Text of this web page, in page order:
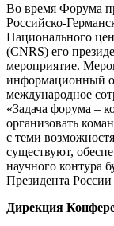
Во время Форума
Российско-
Национального
(CNRS) его
мероприятие.
информационный
международное
«Задача форума –
организовать
с теми
существуют,
научного контура
Президента
Дирекция